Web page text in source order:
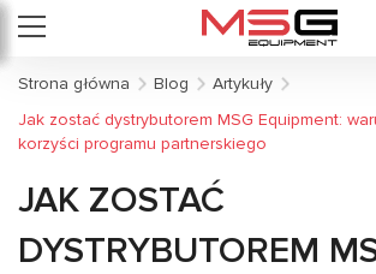
Strona główna Blog
Artykuły
Jak zostać dystrybutorem MSG Equipment:
korzyści programu partnerskiego
JAK ZOSTAĆ
DYSTRYBUTOREM